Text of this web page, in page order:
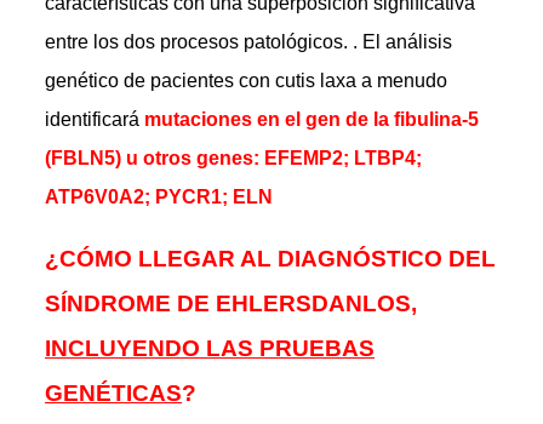
entre los dos procesos patológicos. . El análisis
genético de pacientes con cutis laxa a menudo
identificará mutaciones en el gen de la fibulina-5
(FBLN5) u otros genes: EFEMP2; LTBP4;
ATP6V0A2; PYCR1; ELN
¿CÓMO LLEGAR AL DIAGNÓSTICO DEL
SÍNDROME DE EHLERSDANLOS,
INCLUYENDO LAS PRUEBAS
GENÉTICAS?